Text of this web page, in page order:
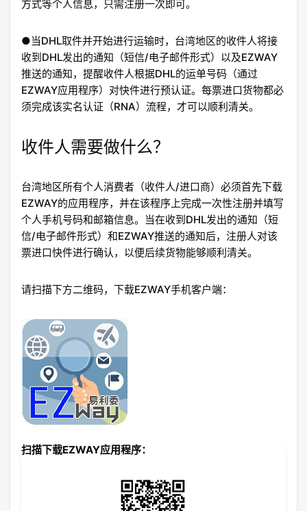
方式等个人信息，只需注册一次即可。
●当DHL取件并开始进行运输时，台湾地区的收件人将接
收到DHL发出的通知（短信/电子邮件形式）以及EZWAY
推送的通知，提醒收件人根据DHL的运单号码（通过
EZWAY应用程序）对快件进行预认证。每票进口货物都必
须完成该实名认证（RNA）流程，才可以顺利清关。
收件人需要做什么？
台湾地区所有个人消费者（收件人/进口商）必须首先下载
EZWAY的应用程序，并在该程序上完成一次性注册并填写
个人手机号码和邮箱信息。当在收到DHL发出的通知（短
信/电子邮件形式）和EZWAY推送的通知后，注册人对该
票进口快件进行确认，以便后续货物能够顺利清关。
请扫描下方二维码，下载EZWAY手机客户端：
扫描下载EZWAY应用程序：